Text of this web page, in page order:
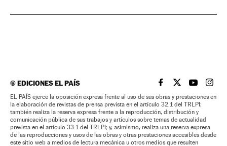
©EDICIONES EL PAÍS EL PAÍS BRASIL EN
EL PAÍSEL PAÍS
EL
EL PAÍS ejerce la oposición expresa frente al uso de sus obras y prestaciones en
la elaboración de revistas de prensa prevista en el artículo 32.1 del TRLPI;
también realiza la reserva expresa frente a la reproducción, distribución y
comunicación pública de sus trabajos y artículos sobre temas de actualidad
prevista en el artículo 33.1 del TRLPI; y, asimismo, realiza una reserva expresa
de las reproducciones y usos de las obras y otras prestaciones accesibles desde
este sitio web a medios de lectura mecánica u otros medios que resulten